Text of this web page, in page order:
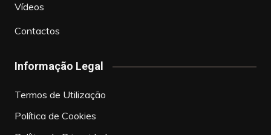
Vídeos
Contactos
Informação Legal
Termos de Utilização
Política de Cookies